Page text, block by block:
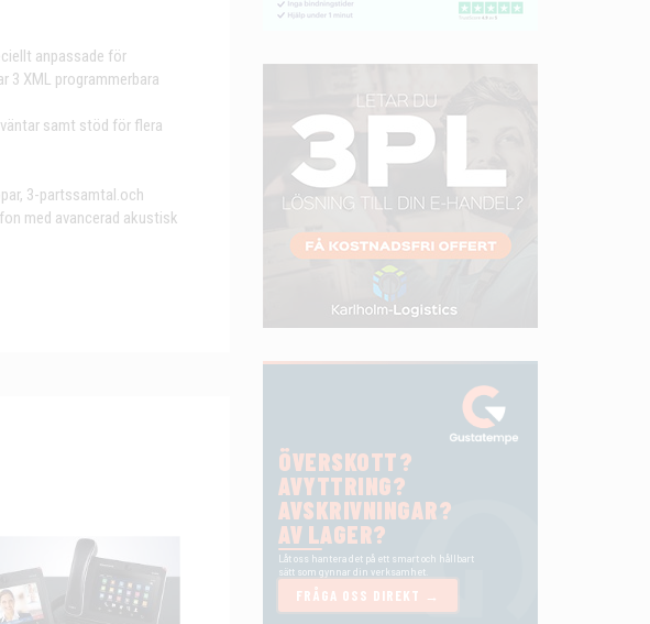
anpassade för
3 XML programmerbara
samt stöd för flera
3-partssamtal.och
med avancerad akustisk